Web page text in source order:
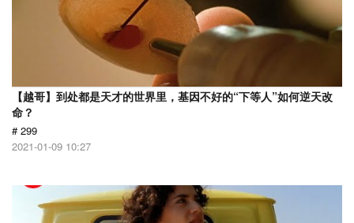
【越哥】到处都是天才的世界里，基因不好的“下等人”如何逆天改
命？
# 299
2021-01-09 10:27